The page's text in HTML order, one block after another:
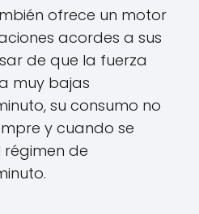
ofrece un motor
acordes a sus
de que la fuerza
muy bajas
su consumo no
y cuando se
de